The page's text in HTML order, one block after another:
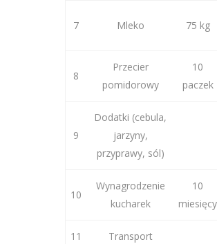
7 Mleko 75 kg
8
Przecier
pomidorowy
10
paczek
9
Dodatki (cebula,
jarzyny,
przyprawy, sól)
10
Wynagrodzenie
kucharek
10
miesięcy
11 Transport